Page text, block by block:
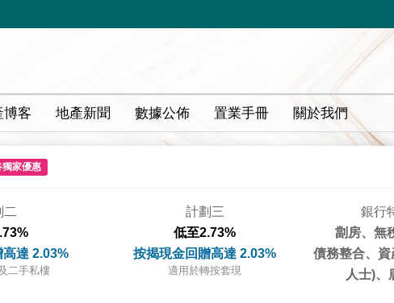
博客 地產新聞 數據公佈 置業手冊 關於我們
獨家優惠
二
達 2.03%
二手私樓
計劃三
低至2.73%
按揭現金回贈高達 2.03%
適用於轉按套現
銀行
劏房、無
債務整合、資
人士)、